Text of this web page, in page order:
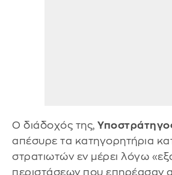
Ο διάδοχός της,
απέσυρε τα κατηγορητήρια
στρατιωτών εν μέρει λόγω
περιστάσεων που επηρέασαν